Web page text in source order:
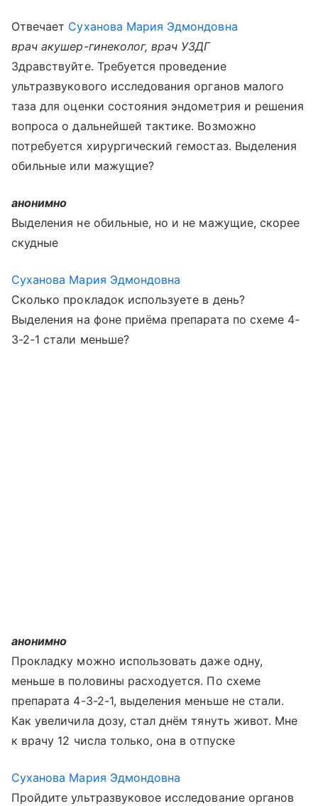
Отвечает Суханова Мария Эдмондовна
врач акушер-гинеколог, врач УЗДГ
Здравствуйте. Требуется проведение
ультразвукового исследования органов малого
таза для оценки состояния эндометрия и решения
вопроса о дальнейшей тактике. Возможно
потребуется хирургический гемостаз. Выделения
обильные или мажущие?
анонимно
Выделения не обильные, но и не мажущие, скорее
скудные
Суханова Мария Эдмондовна
Сколько прокладок используете в день?
Выделения на фоне приёма препарата по схеме 4-
3-2-1 стали меньше?
анонимно
Прокладку можно использовать даже одну,
меньше в половины расходуется. По схеме
препарата 4-3-2-1, выделения меньше не стали.
Как увеличила дозу, стал днём тянуть живот. Мне
к врачу 12 числа только, она в отпуске
Суханова Мария Эдмондовна
Пройдите ультразвуковое исследование органов